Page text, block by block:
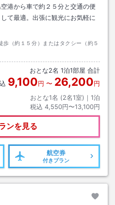
港から車で約２５分と交通の便
て最適。出張に観光にお気軽に
歩（約１５分）またはタクシー（約５
おとな2名 1泊1部屋 合計
9,100円 〜 26,200円
おとな1名 (2名1室)｜ 1泊
税込 4,550円〜13,100円
ンを見る
航空券
付きプラン